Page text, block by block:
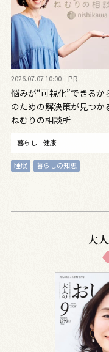
2026.07.07 10:00 PR
悩みが“可視化”できるか
のための解決策が見つか
ねむりの相談所
暮らし 健康
睡眠 暮らしの知恵
大